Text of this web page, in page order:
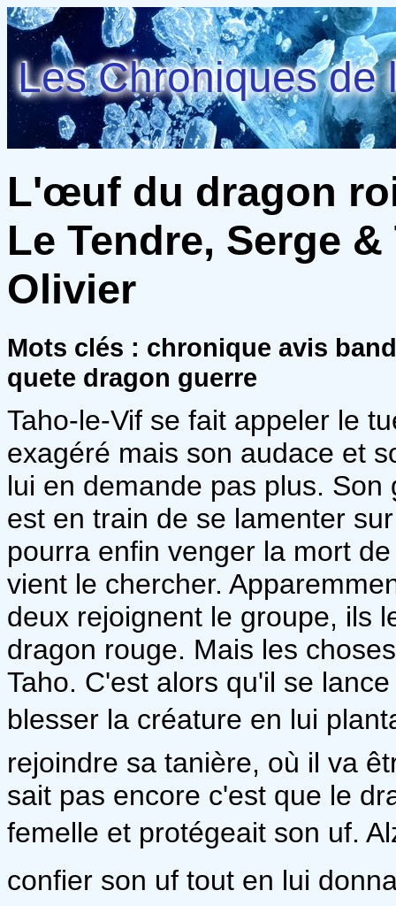
Les Chroniques de
L'œuf du dragon
Le Tendre, Serge
Olivier
Mots clés : chronique avis
quete dragon guerre
Taho-le-Vif se fait appeler le
exagéré mais son audace et
lui en demande pas plus.
est en train de se lamenter
pourra enfin venger la mort
vient le chercher.
deux rejoignent le groupe, ils
dragon rouge. Mais les
Taho. C'est alors qu'il se
blesser la créature en lui
rejoindre sa tanière, où il va
sait pas encore c'est que le
femelle et protégeait son uf.
confier son uf tout en lui